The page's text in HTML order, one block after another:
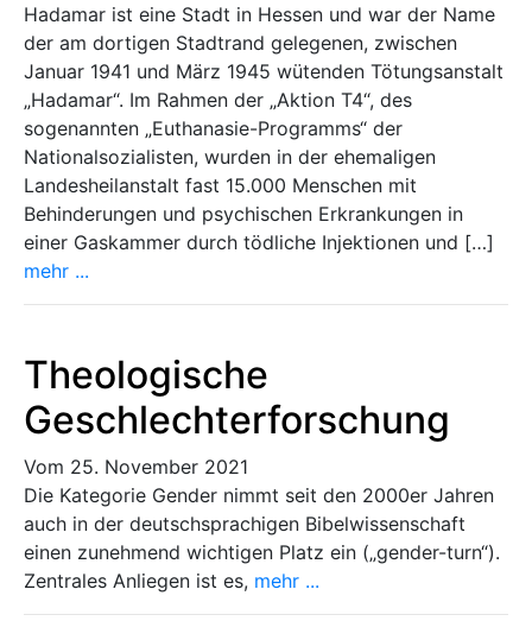
Hadamar ist eine Stadt in Hessen und war der Name
der am dortigen Stadtrand gelegenen, zwischen
Januar 1941 und März 1945 wütenden Tötungsanstalt
„Hadamar“. Im Rahmen der „Aktion T4“, des
sogenannten „Euthanasie-Programms“ der
Nationalsozialisten, wurden in der ehemaligen
Landesheilanstalt fast 15.000 Menschen mit
Behinderungen und psychischen Erkrankungen in
einer Gaskammer durch tödliche Injektionen und […]
mehr ...
Theologische
Geschlechterforschung
Vom 25. November 2021
Die Kategorie Gender nimmt seit den 2000er Jahren
auch in der deutschsprachigen Bibelwissenschaft
einen zunehmend wichtigen Platz ein („gender-turn“).
Zentrales Anliegen ist es, mehr ...